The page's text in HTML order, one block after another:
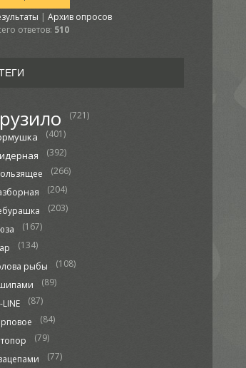
Архив опросов
ответов: 510
(721)
(401)
(392)
(266)
(204)
(203)
(167)
(134)
рыбы
(108)
(89)
LINE
(87)
(84)
(79)
(77)